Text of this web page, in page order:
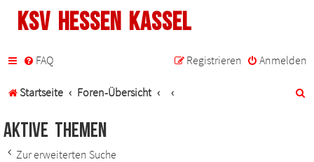
KSV Hessen Kassel
FAQ Anmelden
Registrieren
Startseite Foren-Übersicht
Aktive Themen
Zur erweiterten Suche